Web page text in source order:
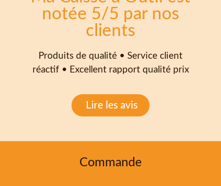
notée 5/5 par nos
clients
Produits de qualité • Service client
réactif • Excellent rapport qualité prix
Lire les avis
Commande